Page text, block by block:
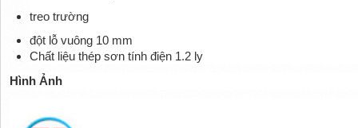
treo trường
đột lỗ vuông 10 mm
Chất liệu thép sơn tính điện 1.2 ly
Hình Ảnh